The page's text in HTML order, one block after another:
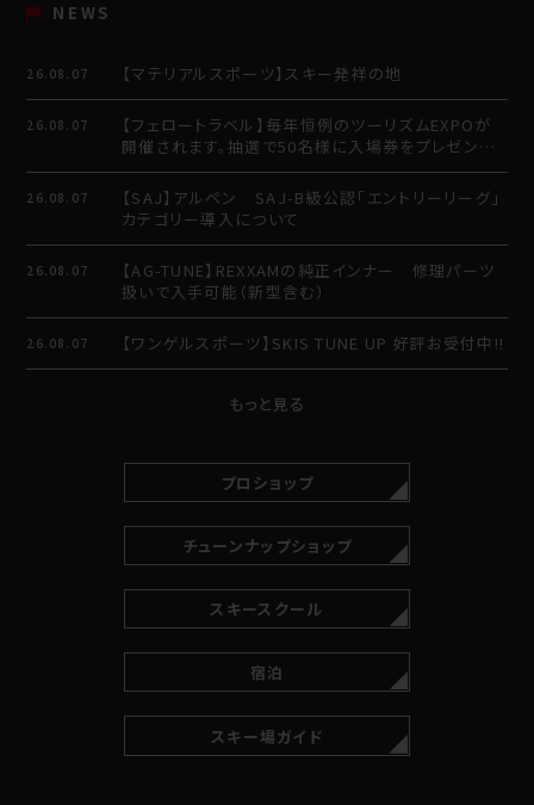
NEWS
26.08.07 【マテリアルスポーツ】スキー発祥の地
26.08.07
【フェロートラベル】毎年恒例のツーリズムEXPOが
開催されます。抽選で50名様に入場券をプレゼント
させていただきます。
26.08.07
【SAJ】アルペン SAJ-B級公認「エントリーリーグ」
カテゴリー導入について
26.08.07
【AG-TUNE】REXXAMの純正インナー 修理パーツ
扱いで入手可能（新型含む）
26.08.07 【ワンゲルスポーツ】SKIS TUNE UP 好評お受付中!!
もっと見る
プロショップ
チューンナップショップ
スキースクール
宿泊
スキー場ガイド